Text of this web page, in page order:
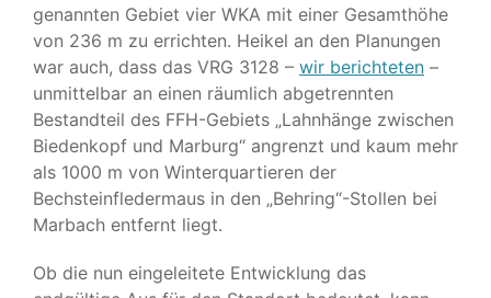
genannten Gebiet vier WKA mit einer Gesamthöhe
von 236 m zu errichten. Heikel an den Planungen
war auch, dass das VRG 3128 – wir berichteten –
unmittelbar an einen räumlich abgetrennten
Bestandteil des FFH-Gebiets „Lahnhänge zwischen
Biedenkopf und Marburg“ angrenzt und kaum mehr
als 1000 m von Winterquartieren der
Bechsteinfledermaus in den „Behring“-Stollen bei
Marbach entfernt liegt.
Ob die nun eingeleitete Entwicklung das